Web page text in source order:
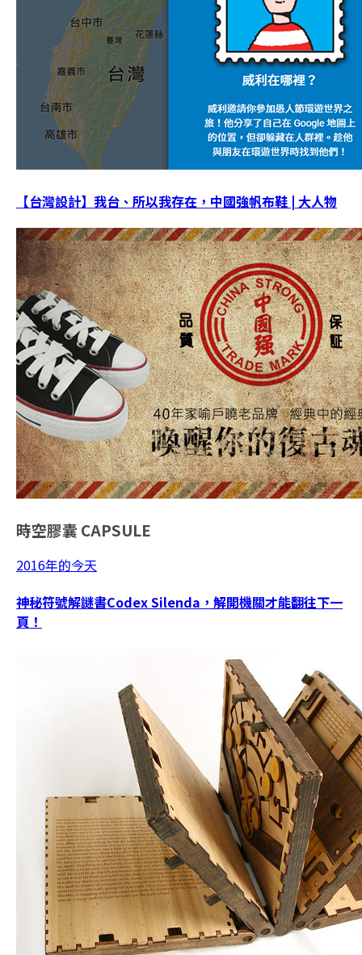
【台灣設計】我台、所以我存在，中國強帆布鞋 | 大人物
時空膠囊 CAPSULE
2016年的今天
神秘符號解謎書Codex Silenda，解開機關才能翻往下一
頁！